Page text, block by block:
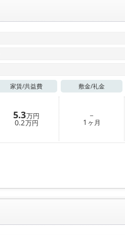
家賃/共益費 敷金/礼金
5.3万円
0.2万円
－
1 ヶ月